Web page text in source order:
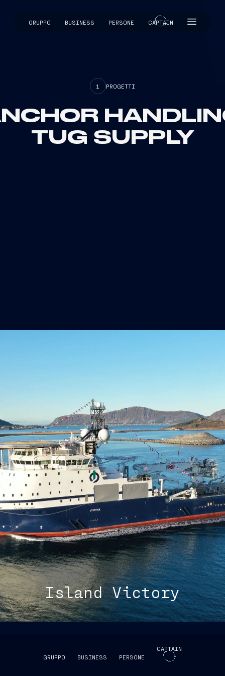
GRUPPO BUSINESS PERSONE CAPTAIN
CAPTAIN
1 PROGETTI
TUG SUPPLY
Island Victory
GRUPPO BUSINESS PERSONE
CAPTAIN